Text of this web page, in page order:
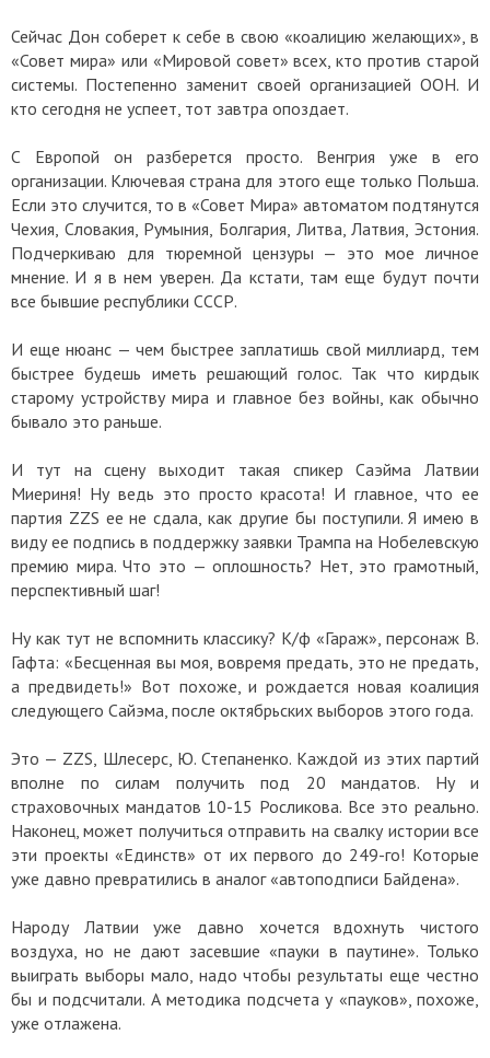
Сейчас Дон соберет к себе в свою «коалицию желающих», в
«Совет мира» или «Мировой совет» всех, кто против старой
системы. Постепенно заменит своей организацией ООН. И
кто сегодня не успеет, тот завтра опоздает.
С Европой он разберется просто. Венгрия уже в его
организации. Ключевая страна для этого еще только Польша.
Если это случится, то в «Совет Мира» автоматом подтянутся
Чехия, Словакия, Румыния, Болгария, Литва, Латвия, Эстония.
Подчеркиваю для тюремной цензуры — это мое личное
мнение. И я в нем уверен. Да кстати, там еще будут почти
все бывшие республики СССР.
И еще нюанс — чем быстрее заплатишь свой миллиард, тем
быстрее будешь иметь решающий голос. Так что кирдык
старому устройству мира и главное без войны, как обычно
бывало это раньше.
И тут на сцену выходит такая спикер Саэйма Латвии
Миериня! Ну ведь это просто красота! И главное, что ее
партия ZZS ее не сдала, как другие бы поступили. Я имею в
виду ее подпись в поддержку заявки Трампа на Нобелевскую
премию мира. Что это — оплошность? Нет, это грамотный,
перспективный шаг!
Ну как тут не вспомнить классику? К/ф «Гараж», персонаж В.
Гафта: «Бесценная вы моя, вовремя предать, это не предать,
а предвидеть!» Вот похоже, и рождается новая коалиция
следующего Сайэма, после октябрьских выборов этого года.
Это — ZZS, Шлесерс, Ю. Степаненко. Каждой из этих партий
вполне по силам получить под 20 мандатов. Ну и
страховочных мандатов 10-15 Росликова. Все это реально.
Наконец, может получиться отправить на свалку истории все
эти проекты «Единств» от их первого до 249-го! Которые
уже давно превратились в аналог «автоподписи Байдена».
Народу Латвии уже давно хочется вдохнуть чистого
воздуха, но не дают засевшие «пауки в паутине». Только
выиграть выборы мало, надо чтобы результаты еще честно
бы и подсчитали. А методика подсчета у «пауков», похоже,
уже отлажена.